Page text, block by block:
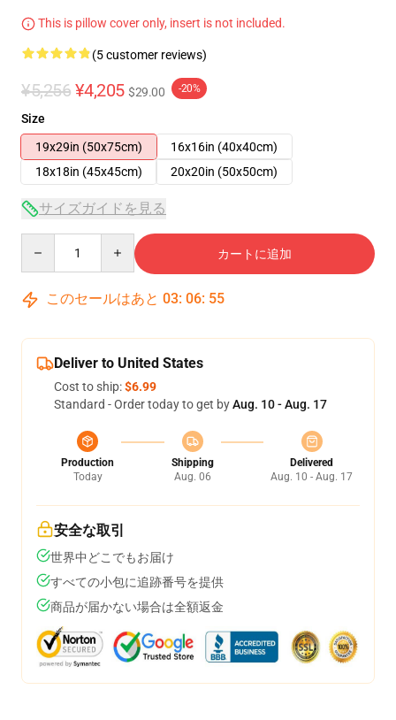
This is pillow cover only, insert is not included.
(5 customer reviews)
¥5,256 ¥4,205 $29.00 -20%
Size
19x29in (50x75cm)
16x16in (40x40cm)
18x18in (45x45cm)
20x20in (50x50cm)
サイズガイドを見る
カートに追加
このセールはあと 03: 06: 54
Deliver to United States
Cost to ship:$6.99
Standard - Order today to get byAug. 10 - Aug. 17
Production
Today
Shipping
Aug. 06
Delivered
Aug. 10 - Aug. 17
安全な取引
世界中どこでもお届け
すべての小包に追跡番号を提供
商品が届かない場合は全額返金